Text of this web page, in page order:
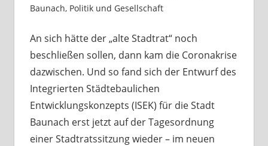
Baunach, Politik und Gesellschaft
An sich hätte der „alte Stadtrat“ noch
beschließen sollen, dann kam die Coronakrise
dazwischen. Und so fand sich der Entwurf des
Integrierten Städtebaulichen
Entwicklungskonzepts (ISEK) für die Stadt
Baunach erst jetzt auf der Tagesordnung
einer Stadtratssitzung wieder – im neuen